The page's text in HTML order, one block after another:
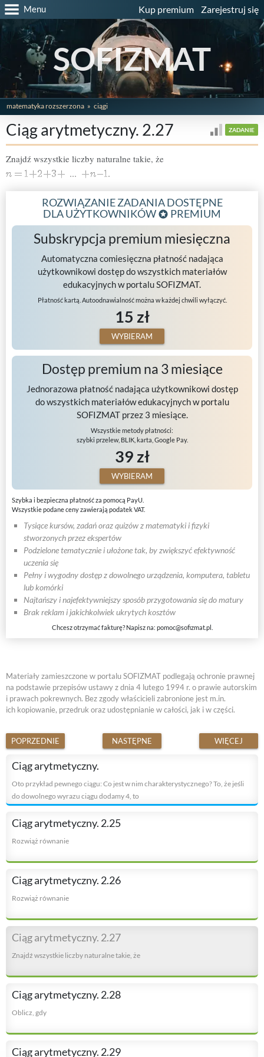
Menu Kup premium Zarejestruj się
SOFIZMAT
matematyka rozszerzona ciągi
Ciąg arytmetyczny. 2.27 ZADANIE
Znajdź wszystkie liczby naturalne takie, że
ROZWIĄZANIE ZADANIA DOSTĘPNE
DLA UŻYTKOWNIKÓW
PREMIUM
Subskrypcja premium miesięczna
Automatyczna comiesięczna płatność nadająca
użytkownikowi dostęp do wszystkich materiałów
edukacyjnych w portalu SOFIZMAT.
Płatność kartą. Autoodnawialność można w każdej chwili wyłączyć.
15 zł
WYBIERAM
Dostęp premium na 3 miesiące
Jednorazowa płatność nadająca użytkownikowi dostęp
do wszystkich materiałów edukacyjnych w portalu
SOFIZMAT przez 3 miesiące.
Wszystkie metody płatności:
szybki przelew, BLIK, karta, Google Pay.
39 zł
WYBIERAM
Szybka i bezpieczna płatność za pomocą PayU.
Wszystkie podane ceny zawierają podatek VAT.
Tysiące kursów, zadań oraz quizów z matematyki i fizyki
stworzonych przez ekspertów
Podzielone tematycznie i ułożone tak, by zwiększyć efektywność
uczenia się
Pełny i wygodny dostęp z dowolnego urządzenia, komputera, tabletu
lub komórki
Najtańszy i najefektywniejszy sposób przygotowania się do matury
Brak reklam i jakichkolwiek ukrytych kosztów
Chcesz otrzymać fakturę? Napisz na: pomoc@sofizmat.pl
Materiały zamieszczone w portalu SOFIZMAT podlegają ochronie prawnej
na podstawie przepisów ustawy z dnia 4 lutego 1994 r. o prawie autorskim
i prawach pokrewnych. Bez zgody właścicieli zabronione jest m.in.
ich kopiowanie, przedruk oraz udostępnianie w całości, jak i w części.
POPRZEDNIE NASTĘPNE WIĘCEJ
Ciąg arytmetyczny.
Oto przykład pewnego ciągu: Co jest w nim charakterystycznego? To, że jeśli
do dowolnego wyrazu ciągu dodamy 4, to
Ciąg arytmetyczny. 2.25
Rozwiąż równanie
Ciąg arytmetyczny. 2.26
Rozwiąż równanie
Ciąg arytmetyczny. 2.27
Znajdź wszystkie liczby naturalne takie, że
Ciąg arytmetyczny. 2.28
Oblicz, gdy
Ciąg arytmetyczny. 2.29